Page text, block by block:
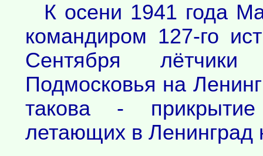
К осени 1941 года
командиром 127-го
Сентября
Подмосковья на
такова - прикрытие
летающих в